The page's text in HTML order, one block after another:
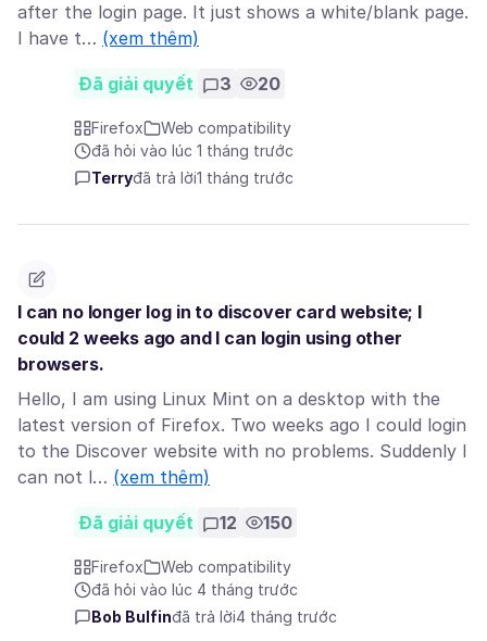
after the login page. It just shows a white/blank page.
I have t… (xem thêm)
Đã giải quyết 3 20
Firefox
Web compatibility
đã hỏi vào lúc 1 tháng trước
Terryđã trả lời1 tháng trước
I can no longer log in to discover card website; I
could 2 weeks ago and I can login using other
browsers.
Hello, I am using Linux Mint on a desktop with the
latest version of Firefox. Two weeks ago I could login
to the Discover website with no problems. Suddenly I
can not l… (xem thêm)
Đã giải quyết 12 150
Firefox
Web compatibility
đã hỏi vào lúc 4 tháng trước
Bob Bulfinđã trả lời4 tháng trước